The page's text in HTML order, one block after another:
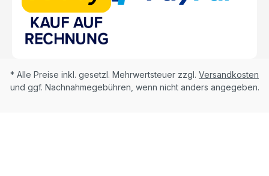
* Alle Preise inkl. gesetzl. Mehrwertsteuer zzgl. Versandkosten
und ggf. Nachnahmegebühren, wenn nicht anders angegeben.